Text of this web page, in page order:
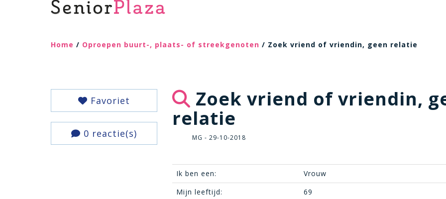
Home / Oproepen buurt-, plaats- of streekgenoten / Zoek vriend of vriendin, geen relatie
Favoriet
0 reactie(s)
Zoek vriend of vriendin,
relatie
MG - 29-10-2018
Ik ben een:
Vrouw
Mijn leeftijd:
69